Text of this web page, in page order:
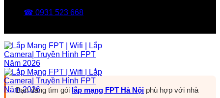
☎ 0931 523 668
Bạn đang tìm gói lắp mạng FPT Hà Nội phù hợp với nhà